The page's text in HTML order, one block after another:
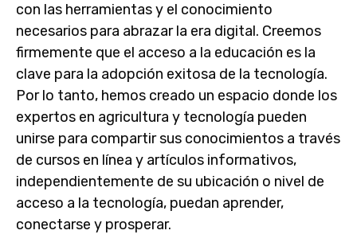
con las herramientas y el conocimiento
necesarios para abrazar la era digital. Creemos
firmemente que el acceso a la educación es la
clave para la adopción exitosa de la tecnología.
Por lo tanto, hemos creado un espacio donde los
expertos en agricultura y tecnología pueden
unirse para compartir sus conocimientos a través
de cursos en línea y artículos informativos,
independientemente de su ubicación o nivel de
acceso a la tecnología, puedan aprender,
conectarse y prosperar.